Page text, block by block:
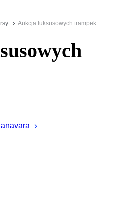
Aukcja luksusowych trampek